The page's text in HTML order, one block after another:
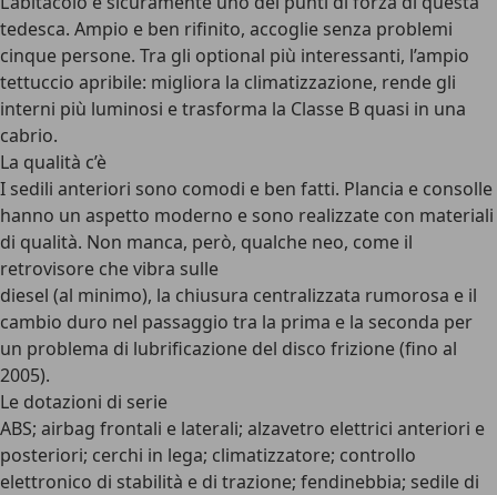
tedesca. Ampio e ben rifinito, accoglie senza problemi
cinque persone. Tra gli optional più interessanti, l’ampio
tettuccio apribile: migliora la climatizzazione, rende gli
interni più luminosi e trasforma la Classe B quasi in una
cabrio.
La qualità c’è
I sedili anteriori sono comodi e ben fatti. Plancia e consolle
hanno un aspetto moderno e sono realizzate con materiali
di qualità. Non manca, però, qualche neo, come il
retrovisore che vibra sulle
diesel (al minimo), la chiusura centralizzata rumorosa e il
cambio duro nel passaggio tra la prima e la seconda per
un problema di lubrificazione del disco frizione (fino al
2005).
Le dotazioni di serie
ABS; airbag frontali e laterali; alzavetro elettrici anteriori e
posteriori; cerchi in lega; climatizzatore; controllo
elettronico di stabilità e di trazione; fendinebbia; sedile di